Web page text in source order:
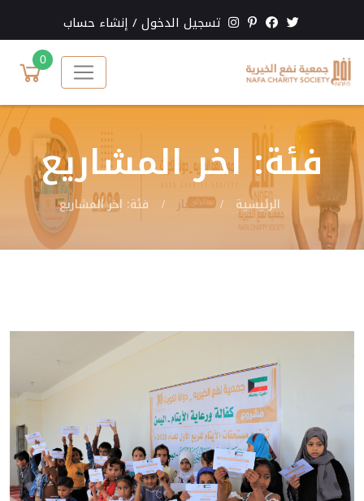
تسجيل الدخول/ إنشاء حساب
0
فئة: اخر المشاريع
الرئيسية الاخبار فئة: اخر المشاريع